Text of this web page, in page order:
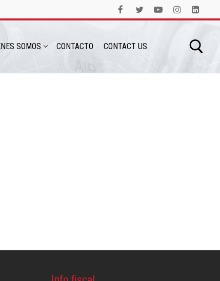
SOMOS CONTACTO CONTACT US